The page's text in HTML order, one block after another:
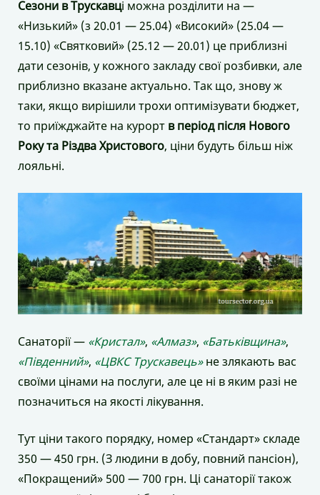
Сезони в Трускавці можна розділити на —
«Низький» (з 20.01 — 25.04) «Високий» (25.04 —
15.10) «Святковий» (25.12 — 20.01) це приблизні
дати сезонів, у кожного закладу свої розбивки, але
приблизно вказане актуально. Так що, знову ж
таки, якщо вирішили трохи оптимізувати бюджет,
то приїжджайте на курорт в період після Нового
Року та Різдва Христового, ціни будуть більш ніж
лояльні.
Санаторії — «Кристал», «Алмаз», «Батьківщина»,
«Південний», «ЦВКС Трускавець»не злякають вас
своїми цінами на послуги, але це ні в яким разі не
позначиться на якості лікування.
Тут ціни такого порядку, номер «Стандарт» складе
350 — 450 грн. (З людини в добу, повний пансіон),
«Покращений» 500 — 700 грн. Ці санаторії також